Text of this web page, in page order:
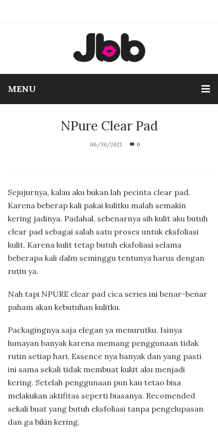
MENU
NPure Clear Pad
06/30/2021 0
Sejujurnya, kalau aku bukan lah pecinta clear pad.
Karena beberap kali pakai kulitku malah semakin
kering jadinya. Padahal, sebenarnya sih kulit aku butuh
clear pad sebagai salah satu proses untuk eksfoliasi
kulit. Karena kulit tetap butuh eksfoliasi selama
beberapa kali dalm seminggu tentunya harus dengan
rutin ya.
Nah tapi NPURE clear pad cica series ini benar-benar
paham akan kebutuhan kulitku.
Packagingnya saja elegan ya menurutku. Isinya
lumayan banyak karena memang penggunaan tidak
rutin setiap hari. Essence nya banyak dan yang pasti
ini sama sekali tidak membuat kukit aku menjadi
kering. Setelah penggunaan pun kau tetao bisa
melakukan aktifitas seperti biasanya. Recomended
sekali buat yang butuh eksfoliasi tanpa pengelupasan
dan ga bikin kering.